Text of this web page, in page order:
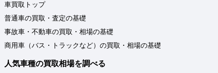
車買取トップ
普通車の買取・査定の基礎
事故車・不動車の買取・相場の基礎
商用車（バス・トラックなど）の買取・相場の基礎
人気車種の買取相場を調べる